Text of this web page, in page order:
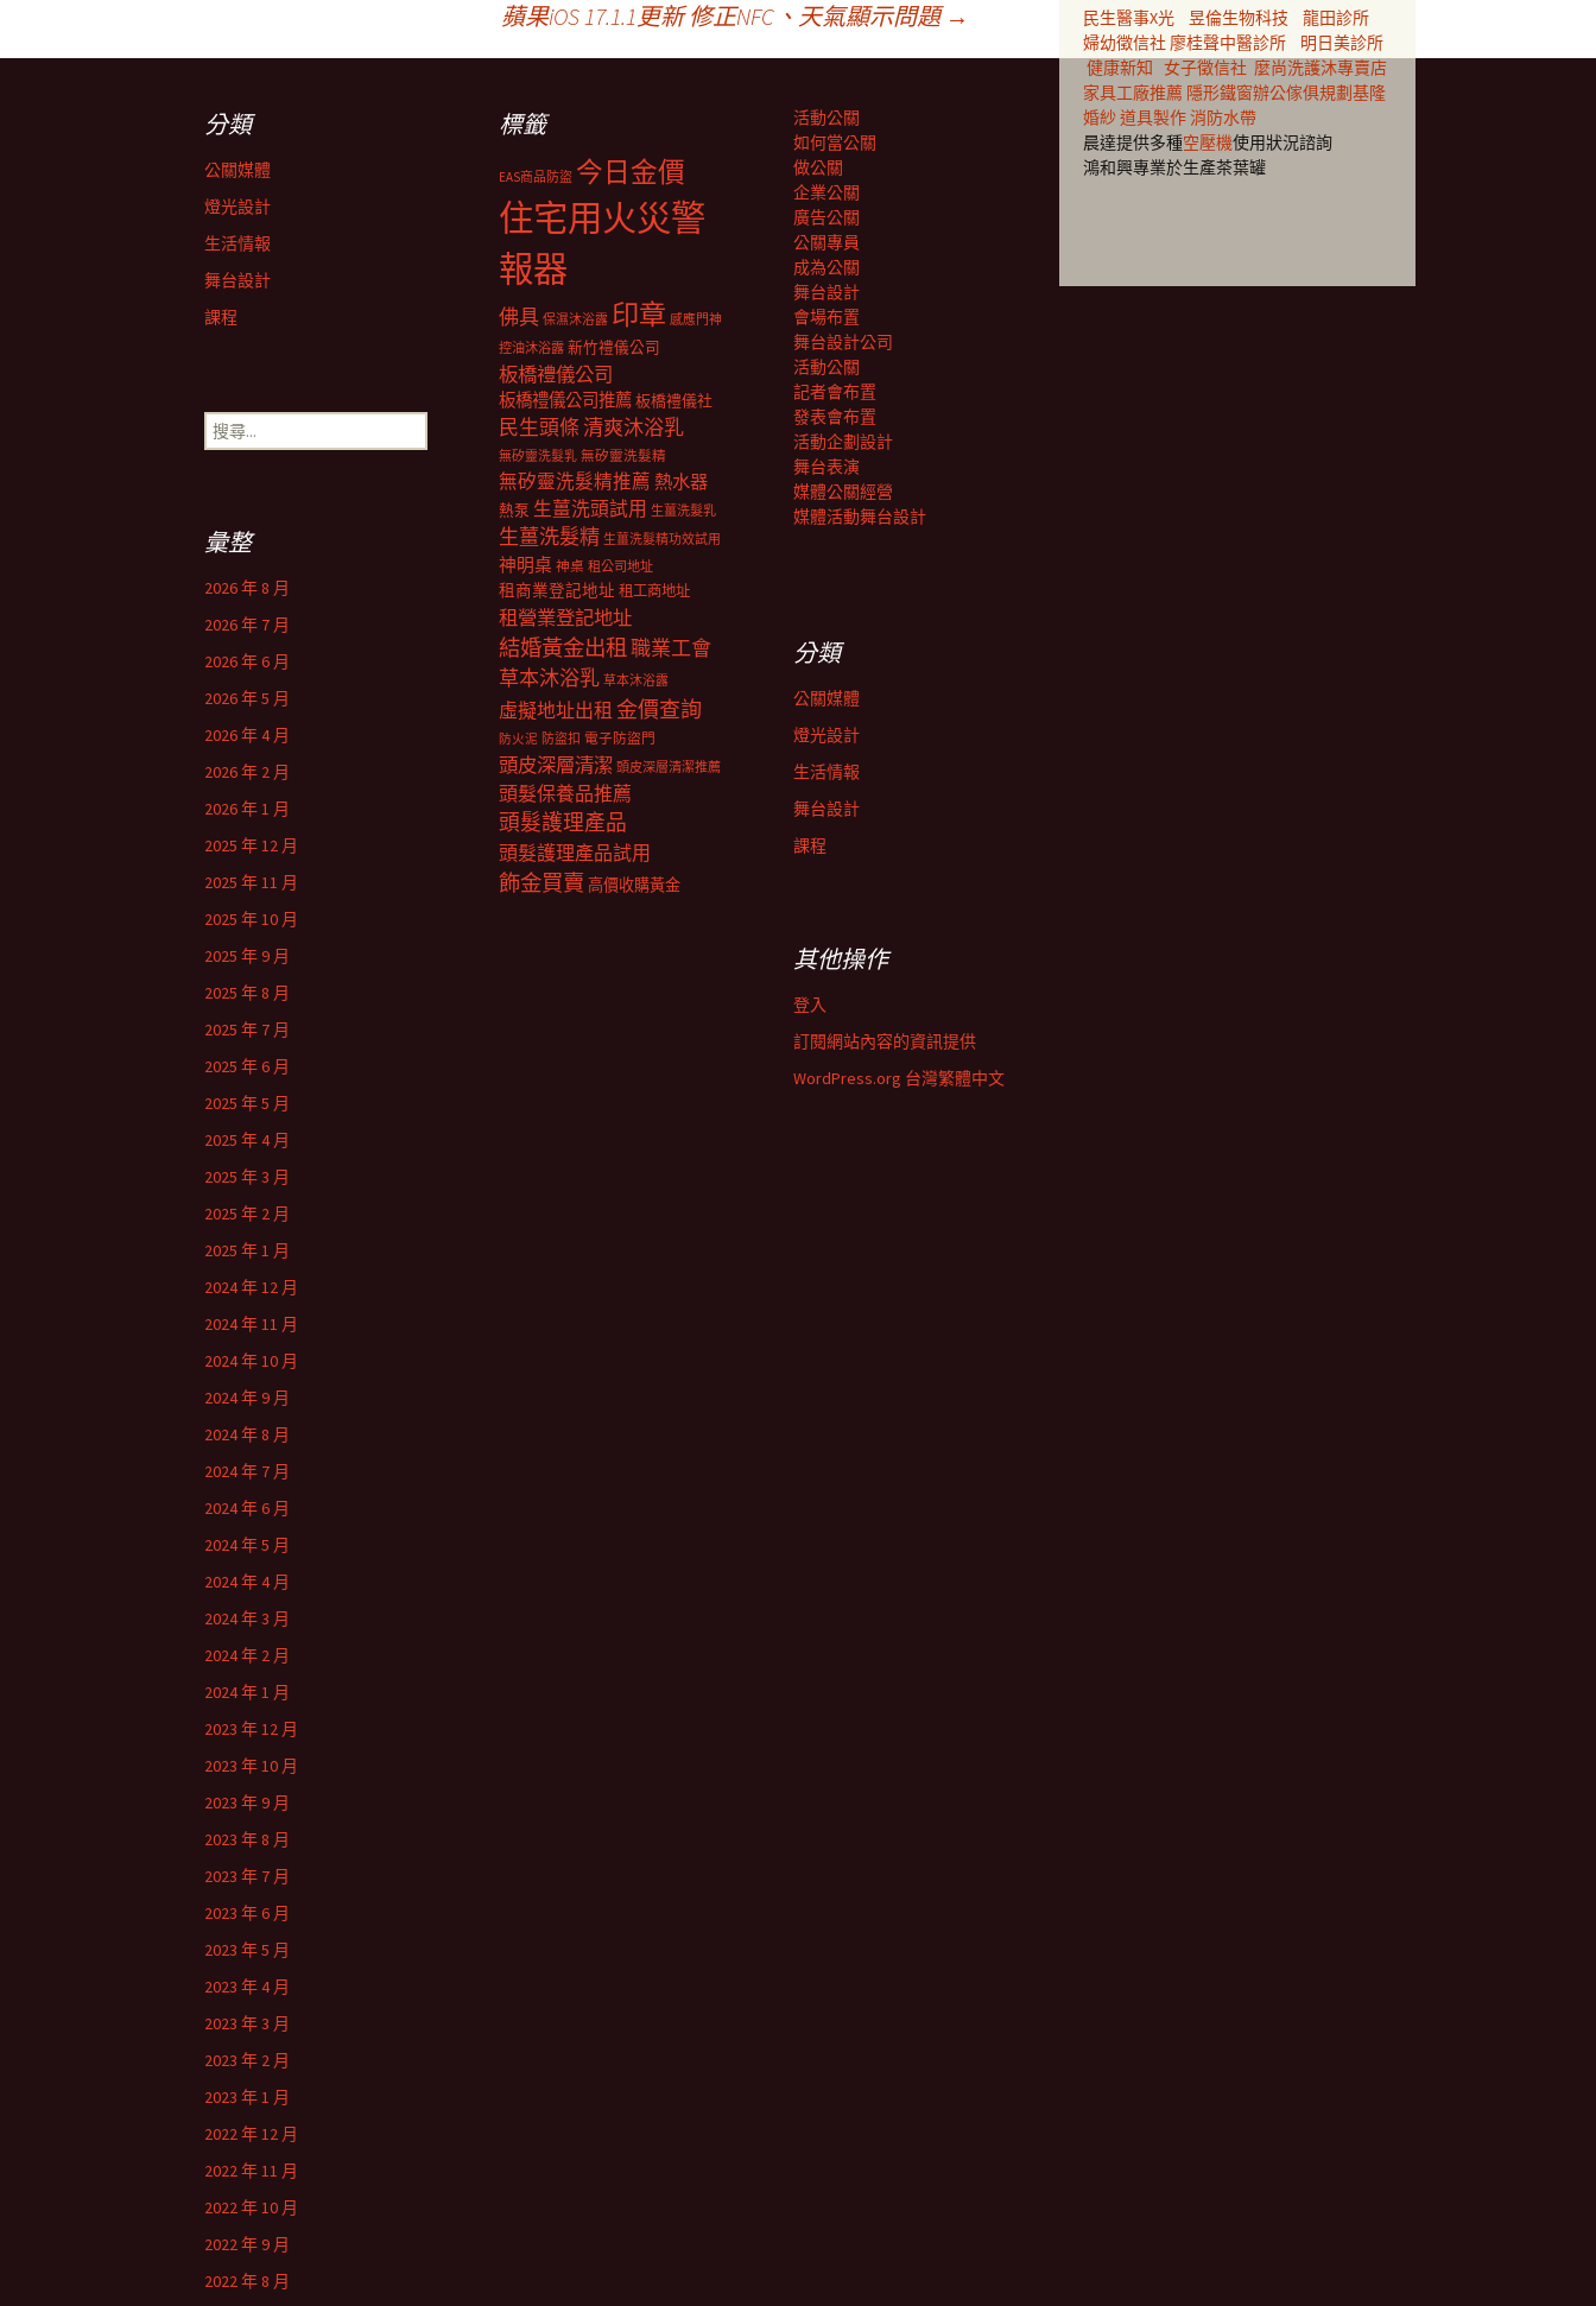
章
蘋果iOS 17.1.1更新 修正NFC、天氣顯示問題 → 民生醫事X光 昱倫生物科技
龍田診所
婦幼徵信社 廖桂聲中醫診所
明日美診所
健康新知 女子徵信社 麼尚洗護沐專賣店
家具工廠推薦 隱形鐵窗辦公傢俱規劃基隆
婚紗道具製作消防水帶
晨達提供多種空壓機使用狀況諮詢
鴻和興專業於生產茶葉罐
分類
公關媒體
燈光設計
生活情報
舞台設計
課程
標籤
EAS商品防盜 今日金價
住宅用火災警
報器
佛具 保濕沐浴露 印章 感應門神
控油沐浴露 新竹禮儀公司
板橋禮儀公司
板橋禮儀公司推薦板橋禮儀社
民生頭條清爽沐浴乳
無矽靈洗髮乳 無矽靈洗髮精
無矽靈洗髮精推薦 熱水器
熱泵 生薑洗頭試用 生薑洗髮乳
生薑洗髮精 生薑洗髮精功效試用
神明桌 神桌 租公司地址
租商業登記地址 租工商地址
租營業登記地址
結婚黃金出租職業工會
草本沐浴乳 草本沐浴露
虛擬地址出租 金價查詢
防火泥 防盜扣 電子防盜門
頭皮深層清潔 頭皮深層清潔推薦
頭髮保養品推薦
頭髮護理產品
頭髮護理產品試用
飾金買賣 高價收購黃金
活動公關
如何當公關
做公關
企業公關
廣告公關
公關專員
成為公關
舞台設計
會場布置
舞台設計公司
活動公關
記者會布置
發表會布置
活動企劃設計
舞台表演
媒體公關經營
媒體活動舞台設計
搜
尋
彙整
2026 年 8 月
2026 年 7 月
2026 年 6 月
2026 年 5 月
2026 年 4 月
2026 年 2 月
2026 年 1 月
2025 年 12 月
2025 年 11 月
2025 年 10 月
2025 年 9 月
2025 年 8 月
2025 年 7 月
2025 年 6 月
2025 年 5 月
2025 年 4 月
2025 年 3 月
2025 年 2 月
2025 年 1 月
2024 年 12 月
2024 年 11 月
2024 年 10 月
2024 年 9 月
2024 年 8 月
2024 年 7 月
2024 年 6 月
2024 年 5 月
2024 年 4 月
2024 年 3 月
2024 年 2 月
2024 年 1 月
2023 年 12 月
2023 年 10 月
2023 年 9 月
2023 年 8 月
2023 年 7 月
2023 年 6 月
2023 年 5 月
2023 年 4 月
2023 年 3 月
2023 年 2 月
2023 年 1 月
2022 年 12 月
2022 年 11 月
2022 年 10 月
2022 年 9 月
2022 年 8 月
分類
公關媒體
燈光設計
生活情報
舞台設計
課程
其他操作
登入
訂閱網站內容的資訊提供
WordPress.org 台灣繁體中文